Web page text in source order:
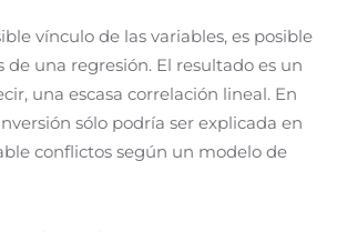
vínculo de las variables, es posible
de una regresión. El resultado es un
una escasa correlación lineal. En
sólo podría ser explicada en
conflictos según un modelo de